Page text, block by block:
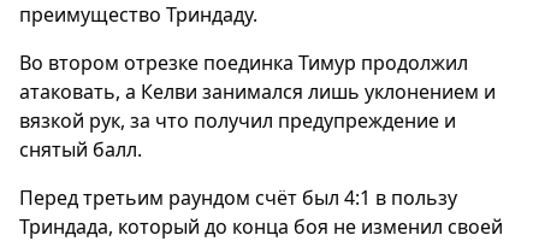
преимущество Триндаду.
Во втором отрезке поединка Тимур продолжил
атаковать, а Келви занимался лишь уклонением и
вязкой рук, за что получил предупреждение и
снятый балл.
Перед третьим раундом счёт был 4:1 в пользу
Триндада, который до конца боя не изменил своей